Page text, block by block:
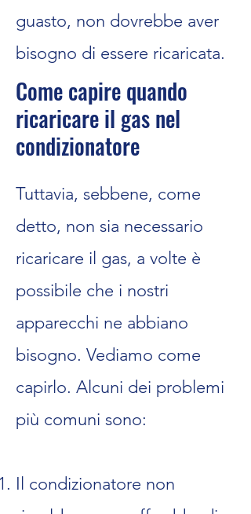
guasto, non dovrebbe aver
bisogno di essere ricaricata.
Come capire quando
ricaricare il gas nel
condizionatore
Tuttavia, sebbene, come
detto, non sia necessario
ricaricare il gas, a volte è
possibile che i nostri
apparecchi ne abbiano
bisogno. Vediamo come
capirlo. Alcuni dei problemi
più comuni sono:
Il condizionatore non